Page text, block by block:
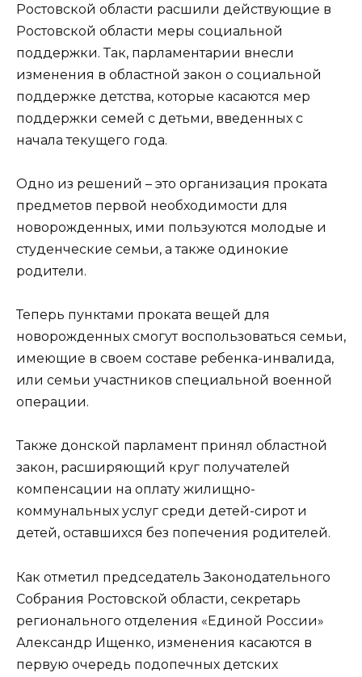
Ростовской области расшили действующие в
Ростовской области меры социальной
поддержки. Так, парламентарии внесли
изменения в областной закон о социальной
поддержке детства, которые касаются мер
поддержки семей с детьми, введенных с
начала текущего года.
Одно из решений – это организация проката
предметов первой необходимости для
новорожденных, ими пользуются молодые и
студенческие семьи, а также одинокие
родители.
Теперь пунктами проката вещей для
новорожденных смогут воспользоваться семьи,
имеющие в своем составе ребенка-инвалида,
или семьи участников специальной военной
операции.
Также донской парламент принял областной
закон, расширяющий круг получателей
компенсации на оплату жилищно-
коммунальных услуг среди детей-сирот и
детей, оставшихся без попечения родителей.
Как отметил председатель Законодательного
Собрания Ростовской области, секретарь
регионального отделения «Единой России»
Александр Ищенко, изменения касаются в
первую очередь подопечных детских